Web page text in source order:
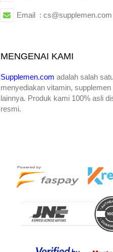
Email : cs@supplemen.com
MENGENAI KAMI
Supplemen.com adalah salah
menyediakan vitamin,
lainnya. Produk kami 100% asli
resmi.